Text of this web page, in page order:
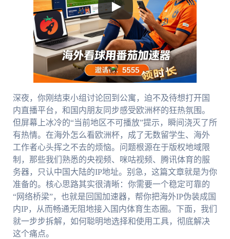
深夜，你刚结束小组讨论回到公寓，迫不及待想打开国
内直播平台，和国内朋友同步感受欧洲杯的狂热氛围。
但屏幕上冰冷的“当前地区不可播放”提示，瞬间浇灭了所
有热情。在海外怎么看欧洲杯，成了无数留学生、海外
工作者心头挥之不去的烦恼。问题根源在于版权地域限
制，那些我们熟悉的央视频、咪咕视频、腾讯体育的服
务器，只认中国大陆的IP地址。别急，这篇文章就是为你
准备的。核心思路其实很清晰：你需要一个稳定可靠的
“网络桥梁”，也就是回国加速器，帮你把海外IP伪装成国
内IP，从而畅通无阻地接入国内体育生态圈。下面，我们
就一步步拆解，如何聪明地选择和使用工具，彻底解决
这个痛点。